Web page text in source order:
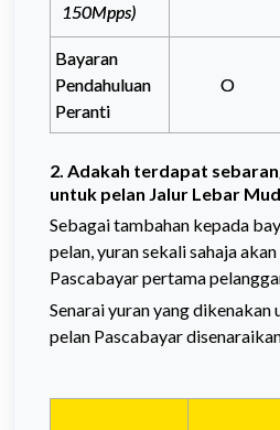
150Mpps)
Bayaran
Pendahuluan
Peranti
O
2. Adakah terdapat
untuk pelan Jalur Lebar
Sebagai tambahan kepada
pelan, yuran sekali sahaja
Pascabayar pertama
Senarai yuran yang
pelan Pascabayar